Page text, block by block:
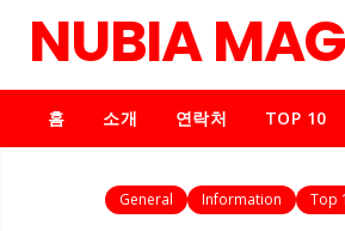
NUBIA
홈 소개 연락처 TOP 10
General Information Top